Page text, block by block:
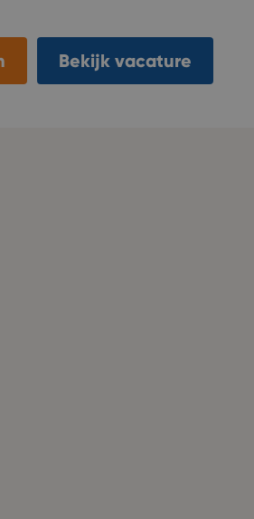
in het distribueren van
Bekijk vacature